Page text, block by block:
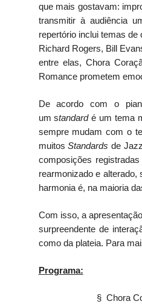
que mais gostavam:
transmitir à audiência
repertório inclui temas
Richard Rogers, Bill
entre elas, Chora
Romance prometem
De acordo com o
um standardé um tema
sempre mudam com o
muitosStandards de
composições
rearmonizado e alterado,
harmonia é, na maioria
Com isso, a apresentação
surpreendente de
como da plateia. Para
Programa:
§ Chora